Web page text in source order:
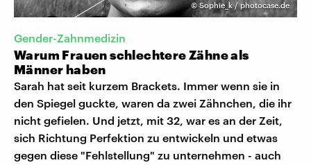
©Sophie_k / photocase.de
Gender-Zahnmedizin
Warum Frauen schlechtere Zähne als
Männer haben
Sarah hat seit kurzem Brackets. Immer wenn sie in
den Spiegel guckte, waren da zwei Zähnchen, die ihr
nicht gefielen. Und jetzt, mit 32, war es an der Zeit,
sich Richtung Perfektion zu entwickeln und etwas
gegen diese "Fehlstellung" zu unternehmen - auch